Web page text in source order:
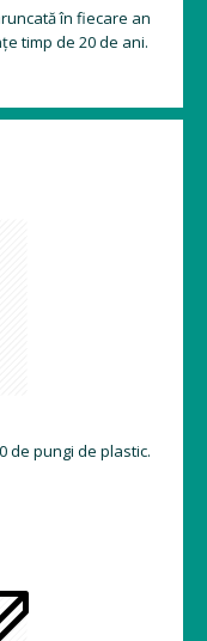
în fiecare an
timp de 20 de ani.
de pungi de plastic.